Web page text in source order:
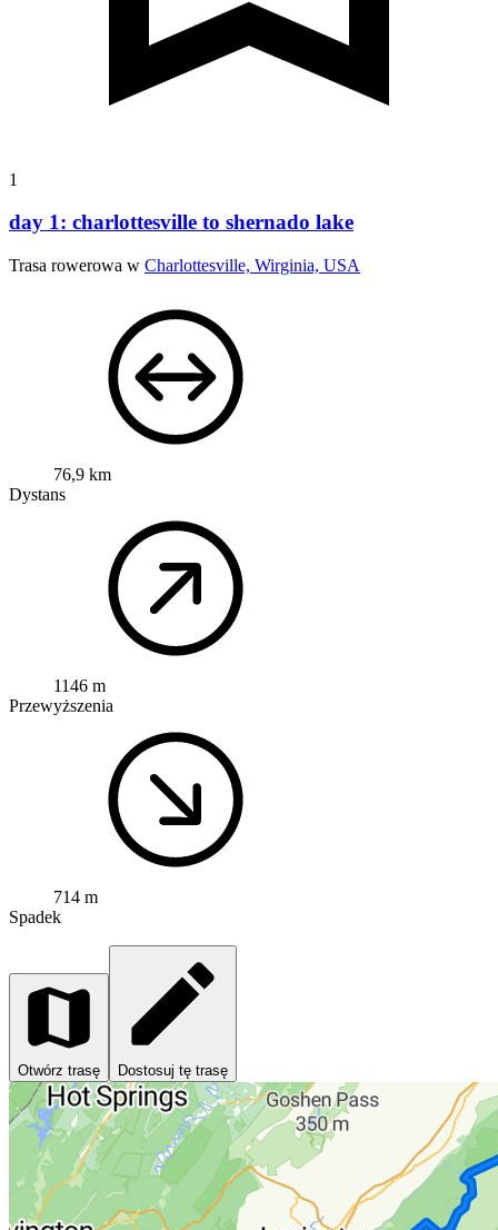
1
day 1: charlottesville to shernado lake
Trasa rowerowa w Charlottesville, Wirginia, USA
76,9 km
Dystans
1146 m
Przewyższenia
714 m
Spadek
Otwórz trasę Dostosuj tę trasę